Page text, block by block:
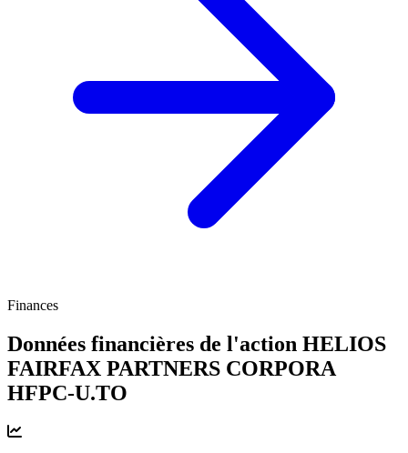
Finances
Données financières de l'action HELIOS
FAIRFAX PARTNERS CORPORA
HFPC-U.TO